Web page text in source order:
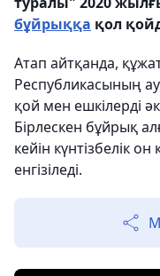
бұйрыққа қол
Атап айтқанда,
Республикасының
қой мен ешкілерді
Бірлескен бұйрық
кейін күнтізбелік
енгізіледі.